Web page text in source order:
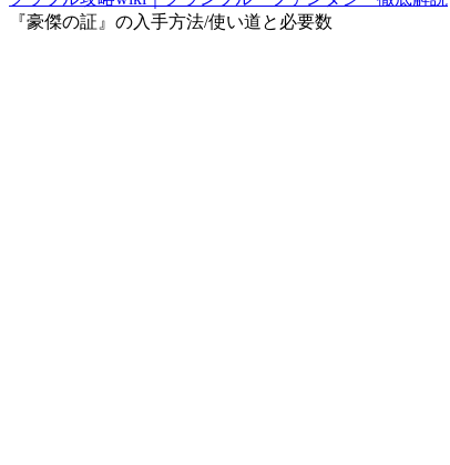
『豪傑の証』の入手方法/使い道と必要数